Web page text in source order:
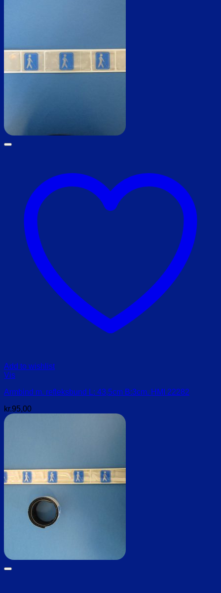
Add to wishlist
Vis
Armbind m. refleksbund L: 43,5cm B:3cm. HMI 22282
kr.95,00